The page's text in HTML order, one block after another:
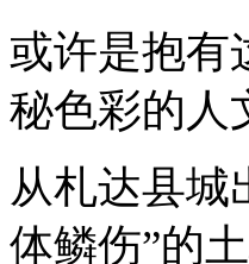
或许是抱有
秘色彩的人
从札达县城
体鳞伤”的